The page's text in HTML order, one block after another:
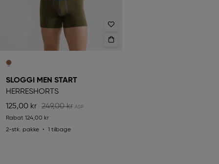
SLOGGI MEN START
HERRESHORTS
125,00 kr
249,00 kr
Rabat 124,00 kr
2-stk. pakke
1 tilbage